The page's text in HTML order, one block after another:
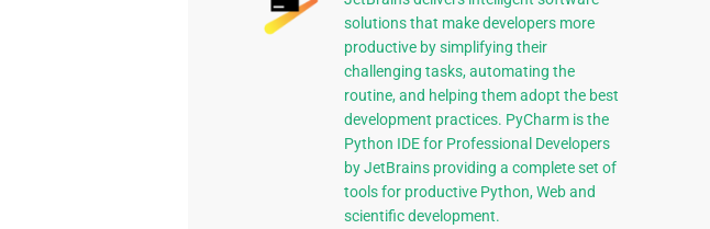
solutions that make developers more
productive by simplifying their
challenging tasks, automating the
routine, and helping them adopt the best
development practices. PyCharm is the
Python IDE for Professional Developers
by JetBrains providing a complete set of
tools for productive Python, Web and
scientific development.